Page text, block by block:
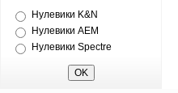
Нулевики K&N
Нулевики AEM
Нулевики Spectre